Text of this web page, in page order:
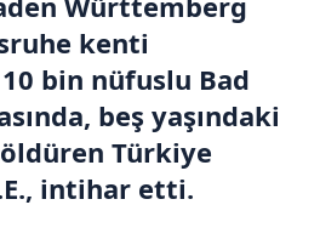
kenti
bin nüfuslu Bad
beş yaşındaki
öldüren Türkiye
intihar etti.